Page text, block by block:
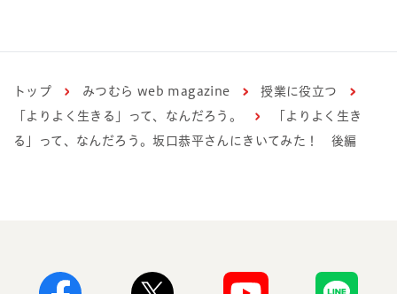
トップ みつむら web magazine
授業に役立つ
「よりよく生きる」って、なんだろう。
「よりよく生き
る」って、なんだろう。坂口恭平さんにきいてみた！ 後編